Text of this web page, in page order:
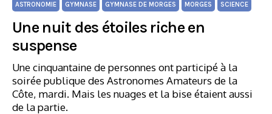
ASTRONOMIE GYMNASE GYMNASE DE MORGES MORGES SCIENCE
Une nuit des étoiles riche en
suspense
Une cinquantaine de personnes ont participé à la
soirée publique des Astronomes Amateurs de la
Côte, mardi. Mais les nuages et la bise étaient aussi
de la partie.